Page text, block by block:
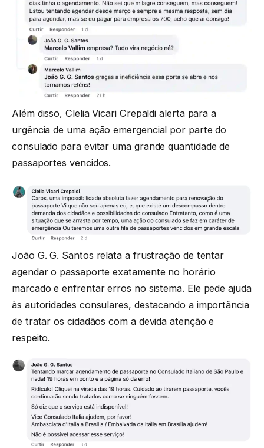
Além disso, Clelia Vicari Crepaldi alerta para a
urgência de uma ação emergencial por parte do
consulado para evitar uma grande quantidade de
passaportes vencidos.
João G. G. Santos relata a frustração de tentar
agendar o passaporte exatamente no horário
marcado e enfrentar erros no sistema. Ele pede ajuda
às autoridades consulares, destacando a importância
de tratar os cidadãos com a devida atenção e
respeito.